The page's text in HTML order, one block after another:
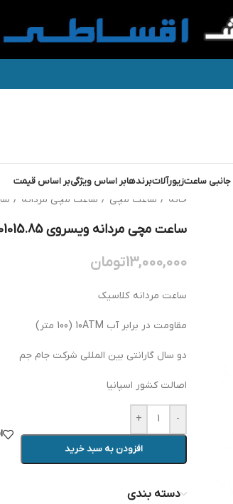
جانبی ساعتزیورآلاتبرندهابر اساس ویژگیبر اساس قیمت
خانه / ساعت مچی / ساعت مچی مردانه /
ساعت مچی مردانه ویسروی VICEROY 401015.85
13,000,000تومان
ساعت مردانه کلاسیک
مقاومت در برابر آب 10ATM (100 متر)
دو سال گارانتی بین المللی شرکت جام جم
اصالت کشور اسپانیا
-
+
افزودن به سبد خرید
دسته بندی